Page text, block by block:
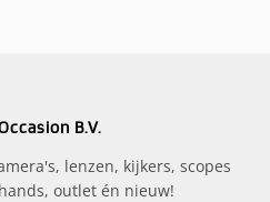
B.V.
lenzen, kijkers, scopes
outlet én nieuw!